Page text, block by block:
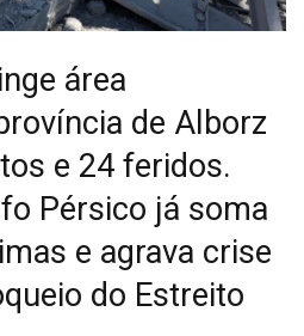
área
de Alborz
e 24 feridos.
Pérsico já soma
e agrava crise
do Estreito